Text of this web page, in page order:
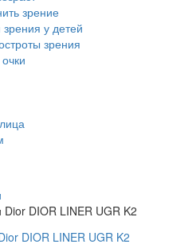
зрение
зрения у детей
зрения
DIOR LINER UGR K2